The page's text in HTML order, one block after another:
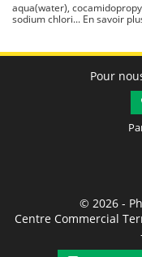
aqua(water),
sodium chlori... En savoir
Pour
© 2026 -
Centre Commercial